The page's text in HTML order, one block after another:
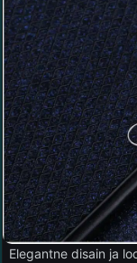
Elegantne disain ja